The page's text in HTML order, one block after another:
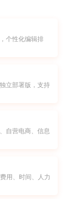
个性化编辑排
立部署版，支持
自营电商、信息
用、时间、人力